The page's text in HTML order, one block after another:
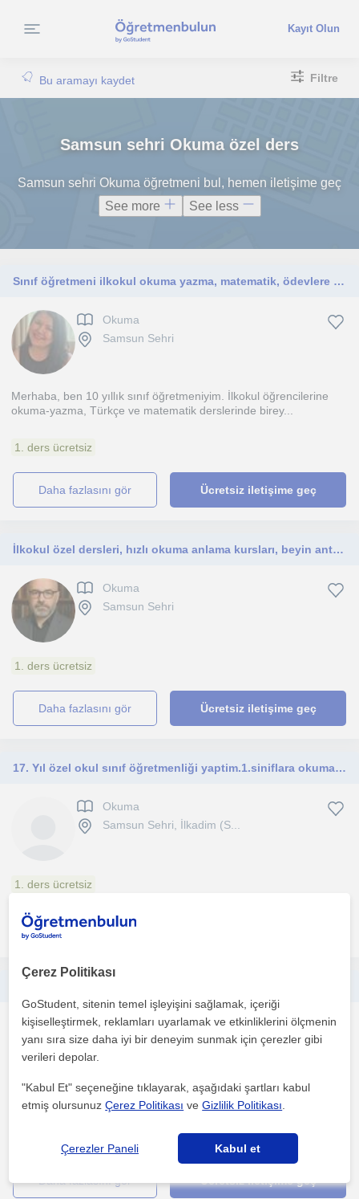
Kayıt Olun
Bu aramayı kaydet Filtre
Samsun sehri Okuma özel ders
Samsun sehri Okuma öğretmeni bul, hemen iletişime geç
See more
See less
Sınıf öğretmeni ilkokul okuma yazma, matematik, ödevlere yardımcı olma
Okuma
Samsun Sehri
Merhaba, ben 10 yıllık sınıf öğretmeniyim. İlkokul öğrencilerine
okuma-yazma, Türkçe ve matematik derslerinde birey...
1. ders ücretsiz
daha fazlasını gör Ücretsiz iletişime geç
İlkokul özel dersleri, hızlı okuma anlama kursları, beyin antrenörlüğü
Okuma
Samsun Sehri
1. ders ücretsiz
daha fazlasını gör Ücretsiz iletişime geç
17. Yıl özel okul sınıf öğretmenliği yaptim.1.siniflara okuma yazma öğretimi. Yanında ilkokul matematik dersleri verebilirim
Okuma
Samsun Sehri, İlkadim (S...
1. ders ücretsiz
daha fazlasını gör
Okuma
Samsun Sehri, Atakent (S...
daha fazlasını gör Ücretsiz iletişime geç
Çerez Politikası
GoStudent, sitenin temel işleyişini sağlamak, içeriği
kişiselleştirmek, reklamları uyarlamak ve etkinliklerini ölçmenin
yanı sıra size daha iyi bir deneyim sunmak için çerezler gibi
verileri depolar.
"Kabul Et" seçeneğine tıklayarak, aşağıdaki şartları kabul
etmiş olursunuzÇerez Politikası veGizlilik Politikası
Çerezler Paneli Kabul et